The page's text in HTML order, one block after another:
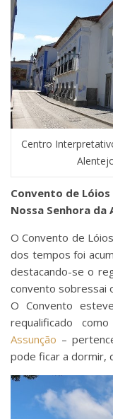
Centro
Convento de
Nossa Senhora da
O Convento de
dos tempos foi
destacando-se o
convento sobressai
O Convento
requalificado
Assunção –
pode ficar a dormir,